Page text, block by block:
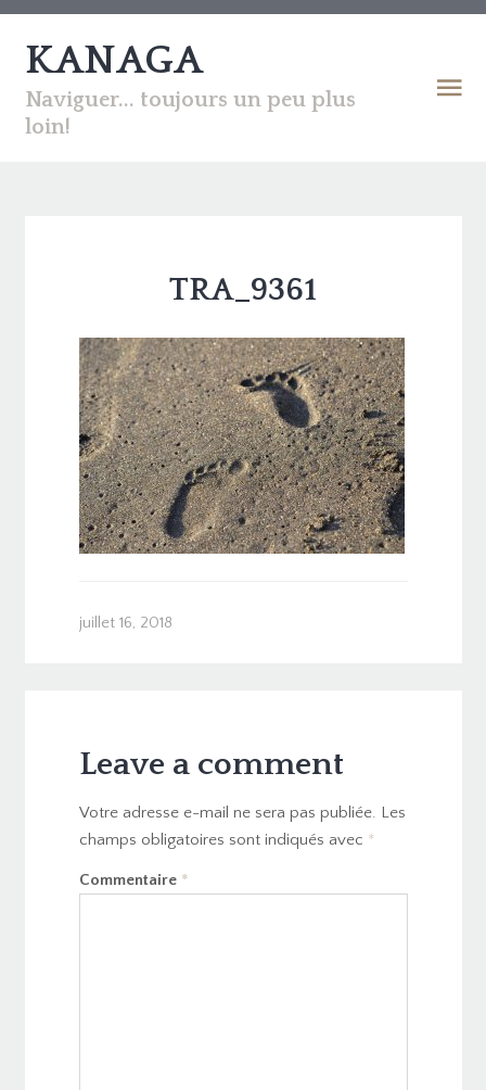
KANAGA
Naviguer... toujours un peu plus
loin!
TRA_9361
juillet 16, 2018
Leave a comment
Votre adresse e-mail ne sera pas publiée. Les
champs obligatoires sont indiqués avec *
Commentaire *